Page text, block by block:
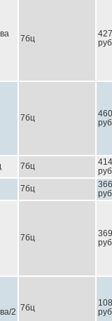
7бц
7бц
7бц
7бц
7бц
2 7бц